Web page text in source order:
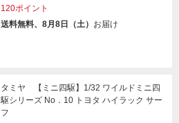
120ポイント
送料無料、8月8日（土） お届け
タミヤ 【ミニ四駆】1/32 ワイルドミニ四
駆シリーズ No．10 トヨタ ハイラック サー
フ